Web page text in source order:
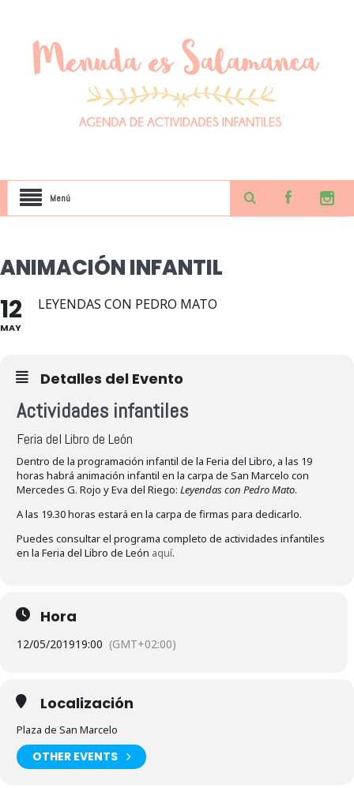
Menú
ANIMACIÓN INFANTIL
12
MAY
LEYENDAS CON PEDRO MATO
Detalles del Evento
Actividades infantiles
Feria del Libro de León
Dentro de la programación infantil de la Feria del Libro, a las 19
horas habrá animación infantil en la carpa de San Marcelo con
Mercedes G. Rojo y Eva del Riego: Leyendas con Pedro Mato.
A las 19.30 horas estará en la carpa de firmas para dedicarlo.
Puedes consultar el programa completo de actividades infantiles
en la Feria del Libro de León aquí.
Hora
12/05/201919:00 (GMT+02:00)
Localización
Plaza de San Marcelo
OTHER EVENTS